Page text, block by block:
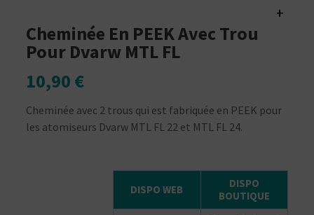
+
Cheminée En PEEK Avec Trou
Pour Dvarw MTL FL
10,90 €
Cheminée avec 2 trous qui est fabriquée en PEEK pour
les atomiseurs Dvarw MTL FL 22 et MTL FL 24.
DISPO WEB
DISPO
BOUTIQUE